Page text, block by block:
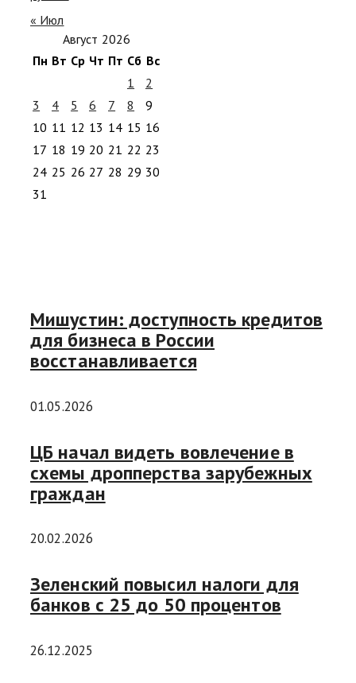
« Июл
Август 2026
Пн Вт Ср Чт Пт Сб Вс
1
2
3
4 5 6 7 8
9
10 11 12 13 14 15 16
17 18 19 20 21 22 23
24 25 26 27 28 29 30
31
Мишустин: доступность кредитов
для бизнеса в России
восстанавливается
01.05.2026
ЦБ начал видеть вовлечение в
схемы дропперства зарубежных
граждан
20.02.2026
Зеленский повысил налоги для
банков с 25 до 50 процентов
26.12.2025